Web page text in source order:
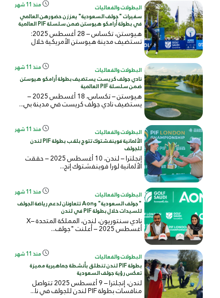
البطولات والفعاليات منذ 11 شهر
سفيرات "جولف السعودية" يعززن حضورهن العالمي
في بطولة أرامكو هيوستن ضمن سلسلة PIF العالمية
هيوستن، تكساس – 28 أغسطس 2025:
تستضيف مدينة هيوستن الأمريكية خلال
البطولات والفعاليات منذ 11 شهر
نادي جولف كريست يستضيف بطولة أرامكو هيوستن
ضمن سلسلة PIF العالمية
هيوستن – تكساس، 18 أغسطس 2025 –
يستضيف نادي جولف كريست في مدينة بي...
البطولات والفعاليات منذ 11 شهر
الألمانية فوينفشتوك تتوج بلقب بطولة PIF لندن
للجولف
إنجلترا – لندن، 10 أغسطس 2025 – حققت
الألمانية لورا فوينفشتوك إنج...
البطولات والفعاليات منذ 11 شهر
"جولف السعودية" وAon تتعاونان لدعم رياضة الجولف
للسيدات خلال بطولة PIF في لندن
نادي سنتوريون، لندن، المملكة المتحدة –X
أغسطس 2025 – أعلنت "جولف...
البطولات والفعاليات منذ 11 شهر
بطولة PIF لندن تنطلق بأنشطة جماهيرية مميزة
تعكس رؤية جولف السعودية
لندن، إنجلترا – 9 أغسطس 2025 تتواصل
منافسات بطولة PIF لندن للجولف في نا...